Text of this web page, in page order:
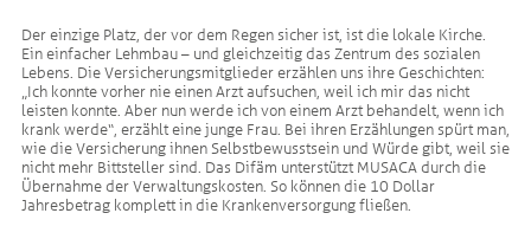
Der einzige Platz, der vor dem Regen sicher ist, ist die lokale Kirche.
Ein einfacher Lehmbau – und gleichzeitig das Zentrum des sozialen
Lebens. Die Versicherungsmitglieder erzählen uns ihre Geschichten:
„Ich konnte vorher nie einen Arzt aufsuchen, weil ich mir das nicht
leisten konnte. Aber nun werde ich von einem Arzt behandelt, wenn ich
krank werde“, erzählt eine junge Frau. Bei ihren Erzählungen spürt man,
wie die Versicherung ihnen Selbstbewusstsein und Würde gibt, weil sie
nicht mehr Bittsteller sind. Das Difäm unterstützt MUSACA durch die
Übernahme der Verwaltungskosten. So können die 10 Dollar
Jahresbetrag komplett in die Krankenversorgung fließen.